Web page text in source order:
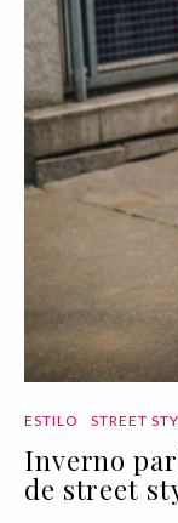
ESTILO STREET
Inverno
de street